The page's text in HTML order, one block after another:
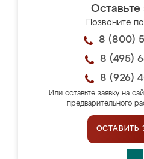
Оставьте
Позвоните
8 (800)
8 (495)
8 (926)
Или оставьте заявку на
предварительного
ОСТАВИТЬ